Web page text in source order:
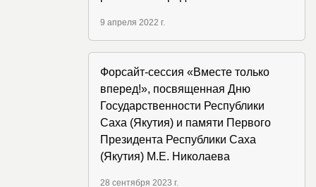
9 апреля 2022 г.
Форсайт-сессия «Вместе только
вперед!», посвященная Дню
Государственности Республики
Саха (Якутия) и памяти Первого
Президента Республики Саха
(Якутия) М.Е. Николаева
28 сентября 2023 г.